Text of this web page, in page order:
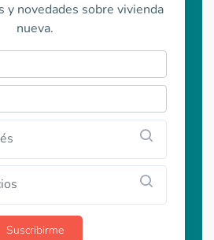
y novedades sobre vivienda
nueva.
Suscribirme